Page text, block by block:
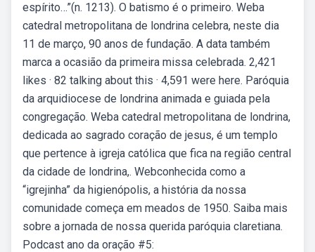
espírito…”(n. 1213). O batismo é o primeiro. Weba
catedral metropolitana de londrina celebra, neste dia
11 de março, 90 anos de fundação. A data também
marca a ocasião da primeira missa celebrada. 2,421
likes · 82 talking about this · 4,591 were here. Paróquia
da arquidiocese de londrina animada e guiada pela
congregação. Weba catedral metropolitana de londrina,
dedicada ao sagrado coração de jesus, é um templo
que pertence à igreja católica que fica na região central
da cidade de londrina,. Webconhecida como a
“igrejinha” da higienópolis, a história da nossa
comunidade começa em meados de 1950. Saiba mais
sobre a jornada de nossa querida paróquia claretiana.
Podcast ano da oração #5: